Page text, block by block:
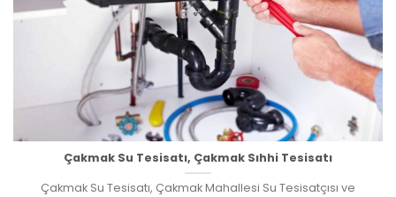
Çakmak Su Tesisatı, Çakmak Sıhhi Tesisatı
Çakmak Su Tesisatı, Çakmak Mahallesi Su Tesisatçısı ve